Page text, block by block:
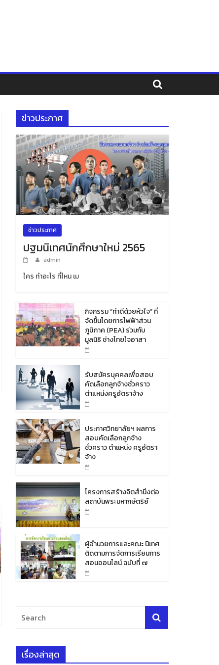
ข่าวประกาศ
ข่าวประกาศ
ปฐมนิเทศนักศึกษาใหม่ 2565
admin
ใคร ทำอะไร ที่ไหน เม
กิจกรรม “ทำดีด้วยหัวใจ” ที่
จัดขึ้นโดยการไฟฟ้าส่วน
ภูมิภาค (PEA) ร่วมกับ
มูลนิธิ ช่างไทยใจอาสา
รับสมัครบุคคลเพื่อสอบ
คัดเลือกลูกจ้างชั่วคราว
ตำแหน่งครูอัตราจ้าง
ประกาศวิทยาลัยฯ ผลการ
สอบคัดเลือกลูกจ้าง
ชั่วคราว ตำเเหน่ง ครูอัตรา
จ้าง
โครงการสร้างจิตสำนึงต่อ
สถาบันพระมหากษัตริย์
ผู้อำนวยการและคณะ นิเทศ
ติดตามการจัดการเรียนการ
สอนออนไลน์ ฉบับที่ ๗
เรื่องล่าสุด